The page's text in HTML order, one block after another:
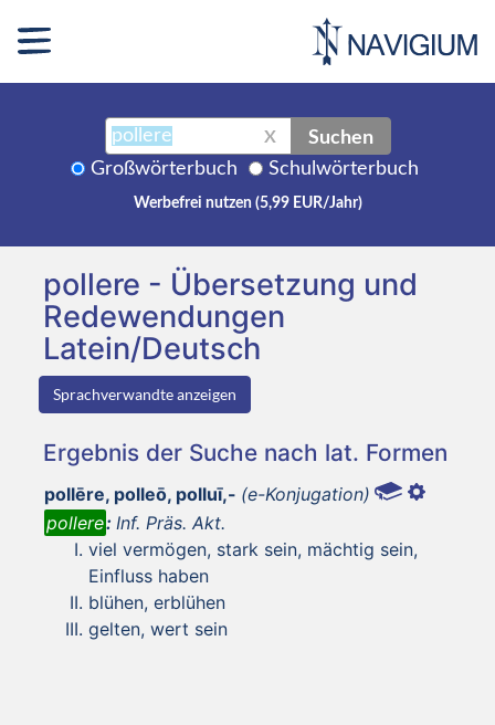
X Suchen
Großwörterbuch Schulwörterbuch
Werbefrei nutzen (5,99 EUR/Jahr)
pollere - Übersetzung und
Redewendungen
Latein/Deutsch
Sprachverwandte anzeigen
Ergebnis der Suche nach lat. Formen
pollēre, polleō, polluī,- (e-Konjugation)
pollere: Inf. Präs. Akt.
viel vermögen, stark sein, mächtig sein,
Einfluss haben
blühen, erblühen
gelten, wert sein